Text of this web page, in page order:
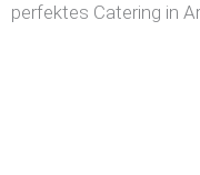
perfektes Catering in